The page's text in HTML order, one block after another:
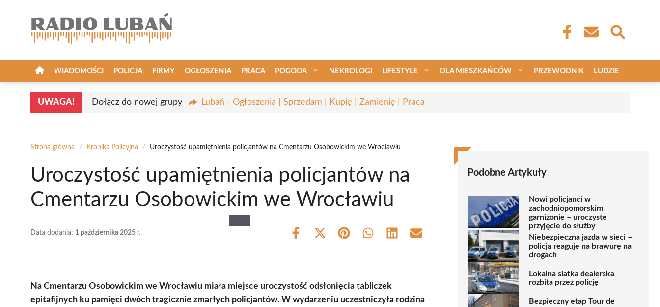
WIADOMOŚCI POLICJA FIRMY OGŁOSZENIA PRACA POGODA NEKROLOGI LIFESTYLE DLA MIESZKAŃCÓW PRZEWODNIK LUDZIE
UWAGA! Dołącz do nowej grupy Lubań - Ogłoszenia | Sprzedam | Kupię | Zamienię | Praca
Strona główna / Kronika Policyjna / Uroczystość upamiętnienia policjantów na Cmentarzu Osobowickim we Wrocławiu
Uroczystość upamiętnienia policjantów na
Cmentarzu Osobowickim we Wrocławiu
Data dodania: 1 października 2025 r.
Share
Share
(Twitter)
Share Share Share Share
Na Cmentarzu Osobowickim we Wrocławiu miała miejsce uroczystość odsłonięcia tabliczek
epitafijnych ku pamięci dwóch tragicznie zmarłych policjantów. W wydarzeniu uczestniczyła rodzina
Podobne Artykuły
Nowi policjanci w
zachodniopomorskim
garnizonie – uroczyste
przyjęcie do służby
Niebezpieczna jazda w sieci –
policja reaguje na brawurę na
drogach
Lokalna siatka dealerska
rozbita przez policję
Bezpieczny etap Tour de